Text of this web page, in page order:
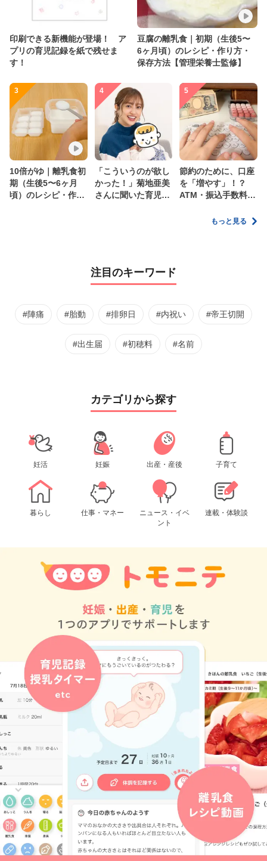
印刷できる新機能が登場！ ア
プリの育児記録を紙で残せま
す！
豆腐の離乳食｜初期（生後5〜
6ヶ月頃）のレシピ・作り方・
保存方法【管理栄養士監修】
3
10倍がゆ｜離乳食初
期（生後5〜6ヶ月
頃）のレシピ・作り
4
「こういうのが欲し
かった！」菊地亜美
さんに聞いた育児
5
節約のために、口座
を「増やす」！？
ATM・振込手数料の
家計管理術もっと見る
注目のキーワード
#陣痛 #胎動 #排卵日 #内祝い #帝王切開
#出生届 #初穂料 #名前
カテゴリから探す
妊活 妊娠 出産・産後 子育て
暮らし 仕事・マネー
ニュース・イベ
ント
連載・体験談